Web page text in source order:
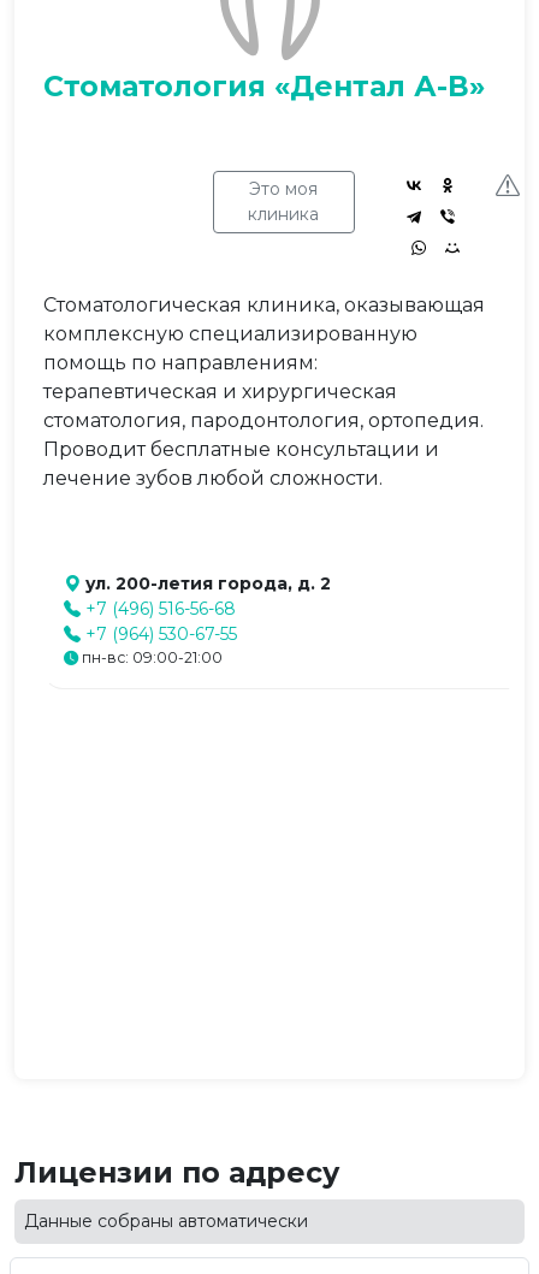
Стоматология «Дентал А-В»
Это моя
клиника
Стоматологическая клиника, оказывающая
комплексную специализированную
помощь по направлениям:
терапевтическая и хирургическая
стоматология, пародонтология, ортопедия.
Проводит бесплатные консультации и
лечение зубов любой сложности.
ул. 200-летия города, д. 2
+7 (496) 516-56-68
+7 (964) 530-67-55
пн-вс: 09:00-21:00
Лицензии по адресу
Данные собраны автоматически